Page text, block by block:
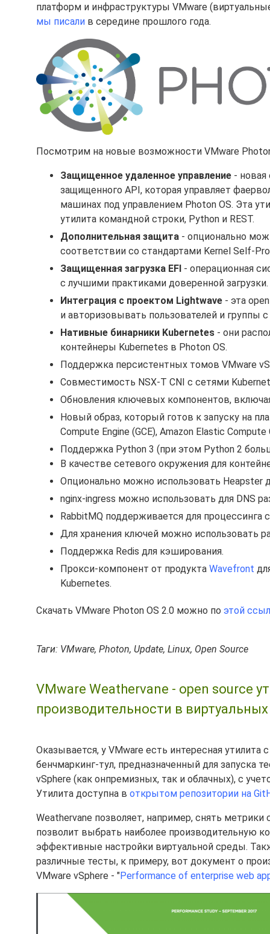
платформ и инфраструктуры VMware
мы писали в середине прошлого года.
Посмотрим на новые возможности VMware
Защищенное удаленное управление - новая
защищенного API, которая управляет
машинах под управлением Photon OS. Эта
утилита командной строки, Python и REST.
Дополнительная защита - опционально
соответствии со стандартами Kernel Self-
Защищенная загрузка EFI - операционная
с лучшими практиками доверенной загрузки.
Интеграция с проектом Lightwave - эта
и авторизовывать пользователей и группы
Нативные бинарники Kubernetes - они
контейнеры Kubernetes в Photon OS.
Поддержка персистентных томов VMware
Совместимость NSX-T CNI c сетями
Обновления ключевых компонентов,
Новый образ, который готов к запуску на
Compute Engine (GCE), Amazon Elastic
Поддержка Python 3 (при этом Python 2
В качестве сетевого окружения для
Опционально можно использовать Heapster
nginx-ingress можно использовать для DNS
RabbitMQ поддерживается для процессинга
Для хранения ключей можно использовать
Поддержка Redis для кэширования.
Прокси-компонент от продукта Wavefront
Kubernetes.
Скачать VMware Photon OS 2.0 можно по этой
Таги: VMware, Photon, Update, Linux, Open Source
VMware Weathervane - open source
производительности в
Оказывается, у VMware есть интересная
бенчмаркинг-тул, предназначенный для запуска
vSphere (как онпремизных, так и облачных), с
Утилита доступна в открытом репозитории на
Weathervane позволяет, например, снять
позволит выбрать наиболее производительную
эффективные настройки виртуальной среды.
различные тесты, к примеру, вот документ о
VMware vSphere - "Performance of enterprise web